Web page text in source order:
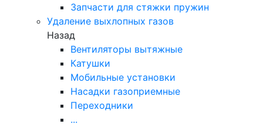
Запчасти для стяжки пружин
Удаление выхлопных газов
Назад
Вентиляторы вытяжные
Катушки
Мобильные установки
Насадки газоприемные
Переходники
...